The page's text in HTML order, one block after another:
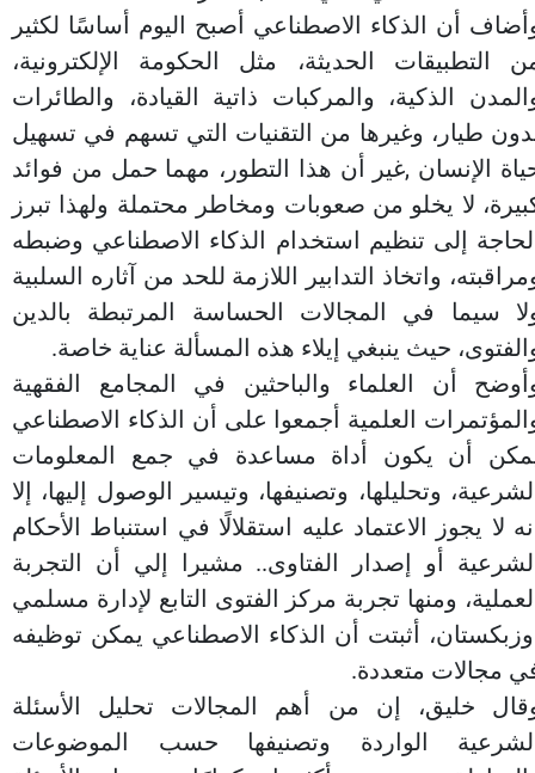
أن الذكاء الاصطناعي أصبح اليوم أساسًا لكثير
التطبيقات الحديثة، مثل الحكومة الإلكترونية،
الذكية، والمركبات ذاتية القيادة، والطائرات
طيار، وغيرها من التقنيات التي تسهم في تسهيل
الإنسان ,غير أن هذا التطور، مهما حمل من فوائد
لا يخلو من صعوبات ومخاطر محتملة ولهذا تبرز
إلى تنظيم استخدام الذكاء الاصطناعي وضبطه
واتخاذ التدابير اللازمة للحد من آثاره السلبية
سيما في المجالات الحساسة المرتبطة بالدين
حيث ينبغي إيلاء هذه المسألة عناية خاصة.
أن العلماء والباحثين في المجامع الفقهية
العلمية أجمعوا على أن الذكاء الاصطناعي
أن يكون أداة مساعدة في جمع المعلومات
وتحليلها، وتصنيفها، وتيسير الوصول إليها، إلا
لا يجوز الاعتماد عليه استقلالًا في استنباط الأحكام
أو إصدار الفتاوى.. مشيرا إلي أن التجربة
ومنها تجربة مركز الفتوى التابع لإدارة مسلمي
أثبتت أن الذكاء الاصطناعي يمكن توظيفه
مجالات متعددة.
خليق، إن من أهم المجالات تحليل الأسئلة
الواردة وتصنيفها حسب الموضوعات